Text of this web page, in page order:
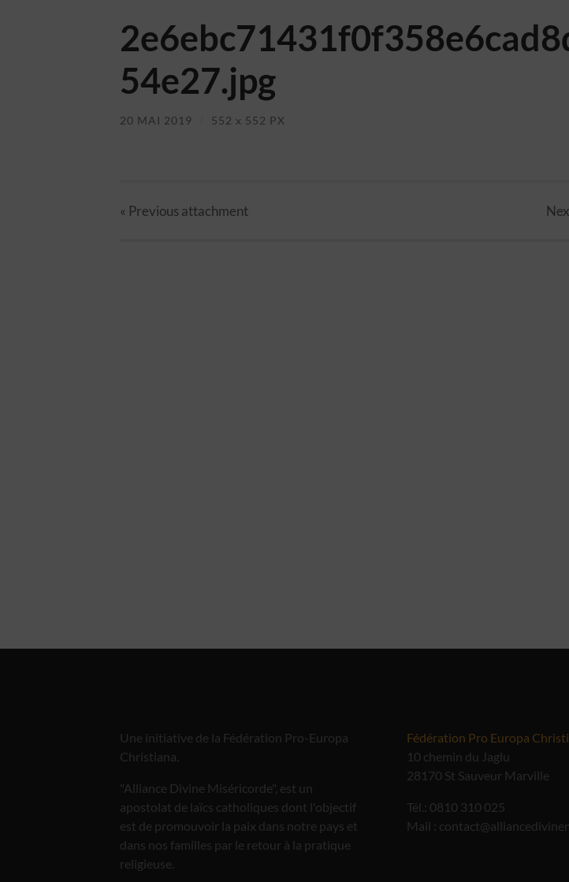
54e27.jpg
20 MAI 2019 552 x 552 PX
« Previousattachment
Une initiative de la Fédération Pro-Europa
Christiana.
"Alliance Divine Miséricorde", est un
apostolat de laïcs catholiques dont l'objectif
est de promouvoir la paix dans notre pays et
dans nos familles par le retour à la pratique
religieuse.
Fédération Pro Europa
10 chemin du Jaglu
28170 St Sauveur Marville
Tél.: 0810 310 025
Mail :